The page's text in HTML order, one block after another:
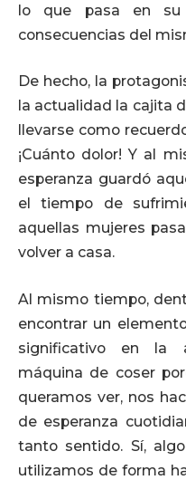
lo que pasa en su
consecuencias del
De hecho, la
la actualidad la cajita
llevarse como
¡Cuánto dolor! Y al
esperanza guardó
el tiempo de
aquellas mujeres
volver a casa.
Al mismo tiempo,
encontrar un
significativo en la
máquina de coser
queramos ver, nos
de esperanza
tanto sentido. Sí,
utilizamos de forma